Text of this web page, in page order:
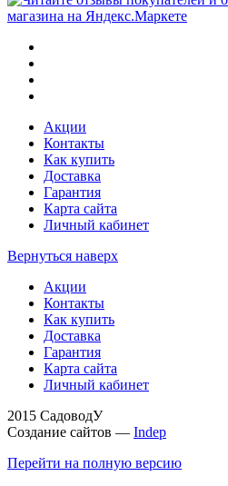
Акции
Контакты
Как купить
Доставка
Гарантия
Карта сайта
Личный кабинет
Вернуться наверх
Акции
Контакты
Как купить
Доставка
Гарантия
Карта сайта
Личный кабинет
2015 СадоводУ
Создание сайтов — Indep
Перейти на полную версию